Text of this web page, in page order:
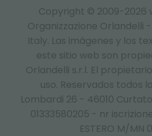
Copyright © 2009-2026
Organizzazione Orlandelli
Italy. Las imágenes y los
este sitio web son
Orlandelli s.r.l. El
uso. Reservados todos
Lombardi 26 - 46010
01333580205 - nr
ESTERO M/MN